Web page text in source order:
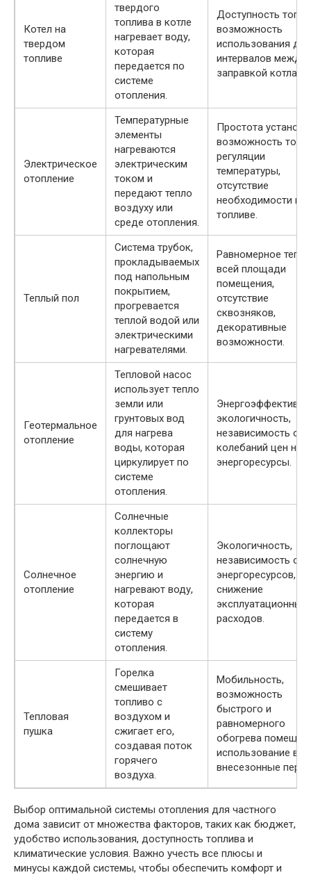
Котел на
твердом
топливе
твердого
топлива в котле
нагревает воду,
которая
передается по
системе
отопления.
Доступность
возможность
использования
интервалов между
заправкой котла.
Электрическое
отопление
Температурные
элементы
нагреваются
электрическим
током и
передают тепло
воздуху или
среде отопления.
Простота
возможность
регуляции
температуры,
отсутствие
необходимости в
топливе.
Теплый пол
Система трубок,
прокладываемых
под напольным
покрытием,
прогревается
теплой водой или
электрическими
нагревателями.
Равномерное
всей площади
помещения,
отсутствие
сквозняков,
декоративные
возможности.
Геотермальное
отопление
Тепловой насос
использует тепло
земли или
грунтовых вод
для нагрева
воды, которая
циркулирует по
системе
отопления.
экологичность,
независимость от
колебаний цен на
энергоресурсы.
Солнечное
отопление
Солнечные
коллекторы
поглощают
солнечную
энергию и
нагревают воду,
которая
передается в
систему
отопления.
Экологичность,
независимость от
энергоресурсов,
снижение
эксплуатационных
расходов.
Тепловая
пушка
Горелка
смешивает
топливо с
воздухом и
сжигает его,
создавая поток
горячего
воздуха.
Мобильность,
возможность
быстрого и
равномерного
обогрева
использование во
внесезонные
Выбор оптимальной системы отопления для частного
дома зависит от множества факторов, таких как бюджет,
удобство использования, доступность топлива и
климатические условия. Важно учесть все плюсы и
минусы каждой системы, чтобы обеспечить комфорт и